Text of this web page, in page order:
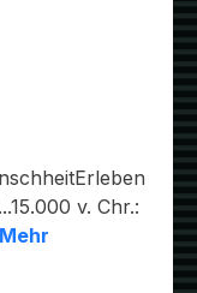
v. Chr.:
Mehr